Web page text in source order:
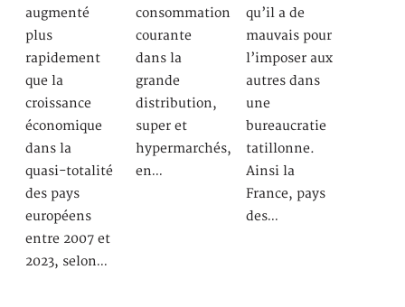
augmenté
plus
rapidement
que la
croissance
économique
dans la
quasi-totalité
des pays
européens
entre 2007 et
2023, selon…
consommation
courante
dans la
grande
distribution,
super et
hypermarchés,
en…
qu’il a de
mauvais pour
l’imposer aux
autres dans
une
bureaucratie
tatillonne.
Ainsi la
France, pays
des…